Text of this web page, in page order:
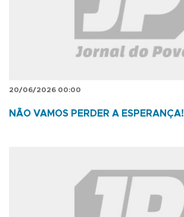
20/06/2026 00:00
NÃO VAMOS PERDER A ESPERANÇA!